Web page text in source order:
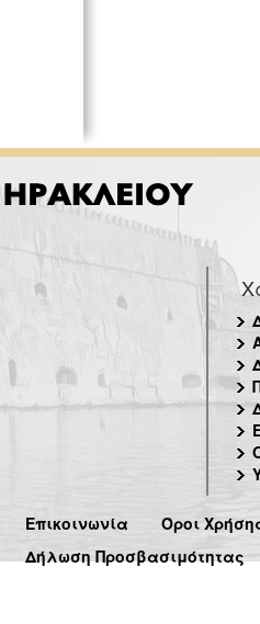
Επικοινωνία
Όροι
Δήλωση Προσβασιμότητας